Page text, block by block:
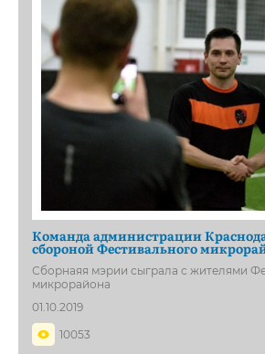
Команда администрации
сбороной Фестивального
Сборнаяя мэрии сыграла с жителями
микрорайона
01.10.2019
10053